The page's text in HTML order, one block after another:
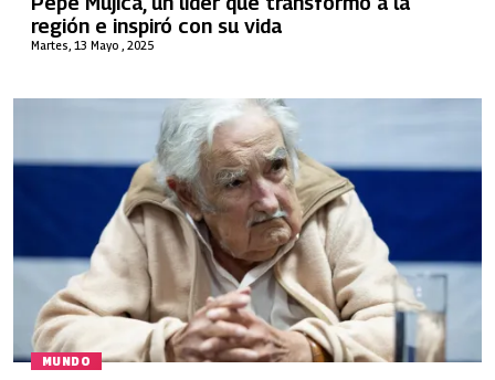
Martes, 13 Mayo , 2025
región e inspiró con su vida
MUNDO